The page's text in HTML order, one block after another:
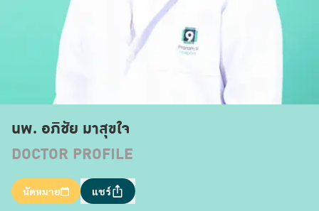
นพ. อภิชัย มาสุขใจ
DOCTOR PROFILE
นัดหมาย แชร์